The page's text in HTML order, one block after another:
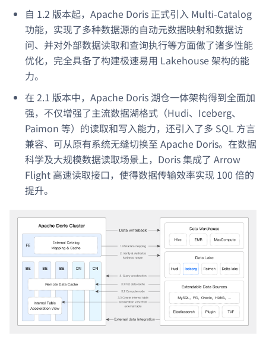
自 1.2 版本起，Apache Doris 正式引入 Multi-Catalog
功能，实现了多种数据源的自动元数据映射和数据访
问、并对外部数据读取和查询执行等方面做了诸多性能
优化，完全具备了构建极速易用 Lakehouse 架构的能
力。
在 2.1 版本中，Apache Doris 湖仓一体架构得到全面加
强，不仅增强了主流数据湖格式（Hudi、Iceberg、
Paimon 等）的读取和写入能力，还引入了多 SQL 方言
兼容、可从原有系统无缝切换至 Apache Doris。在数据
科学及大规模数据读取场景上，Doris 集成了 Arrow
Flight 高速读取接口，使得数据传输效率实现 100 倍的
提升。